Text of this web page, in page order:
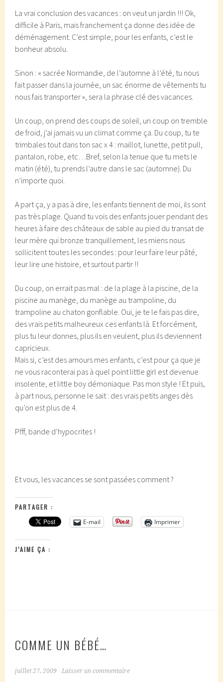
La vrai conclusion des vacances : on veut un jardin !!! Ok,
difficile à Paris, mais franchement ça donne des idée de
déménagement. C’est simple, pour les enfants, c’est le
bonheur absolu.
Sinon : « sacrée Normandie, de l’automne à l’été, tu nous
fait passer dans la journée, un sac énorme de vêtements tu
nous fais transporter », sera la phrase clé des vacances.
Un coup, on prend des coups de soleil, un coup on tremble
de froid, j’ai jamais vu un climat comme ça. Du coup, tu te
trimbales tout dans ton sac x 4 : maillot, lunette, petit pull,
pantalon, robe, etc…Bref, selon la tenue que tu mets le
matin (été), tu prends l’autre dans le sac (automne). Du
n’importe quoi.
A part ça, y a pas à dire, les enfants tiennent de moi, ils sont
pas très plage. Quand tu vois des enfants jouer pendant des
heures à faire des châteaux de sable au pied du transat de
leur mère qui bronze tranquillement, les miens nous
sollicitent toutes les secondes : pour leur faire leur pâté,
leur lire une histoire, et surtout partir !!
Du coup, on errait pas mal : de la plage à la piscine, de la
piscine au manège, du manège au trampoline, du
trampoline au chaton gonflable. Oui, je te le fais pas dire,
des vrais petits malheureux ces enfants là. Et forcément,
plus tu leur donnes, plus ils en veulent, plus ils deviennent
capricieux.
Mais si, c’est des amours mes enfants, c’est pour ça que je
ne vous raconterai pas à quel point little girl est devenue
insolente, et little boy démoniaque. Pas mon style ! Et puis,
à part nous, personne le sait : des vrais petits anges dès
qu’on est plus de 4.
Pfff, bande d’hypocrites !
Et vous, les vacances se sont passées comment ?
PARTAGER :
E-mail
Imprimer
J’AIME ÇA :
COMME UN BÉBÉ…
juillet 27, 2009 Laisser un commentaire